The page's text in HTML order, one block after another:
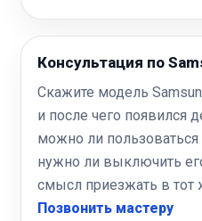
Консультация по
Скажите модель
и после чего появился
можно ли
нужно ли выключить
смысл приезжать в тот
Позвонить мастеру